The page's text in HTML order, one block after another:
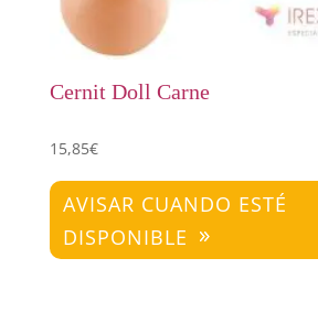
Cernit Doll Carne
15,85€
AVISAR CUANDO ESTÉ
DISPONIBLE